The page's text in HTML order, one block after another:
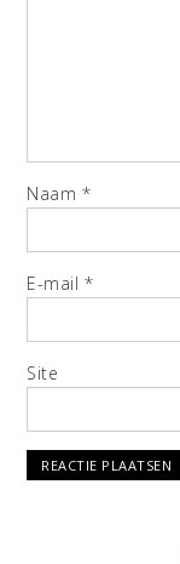
Naam *
E-mail *
Site